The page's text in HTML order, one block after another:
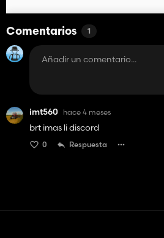
Comentarios 1
imt560 hace 4 meses
brt imas li discord
0 Respuesta